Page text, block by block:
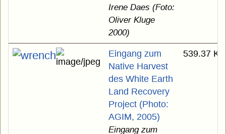
Irene Daes (Foto:
Oliver Kluge
2000)
Eingang zum
Native Harvest
des White Earth
Land Recovery
Project (Photo:
AGIM, 2005)
Eingang zum
539.37 KB